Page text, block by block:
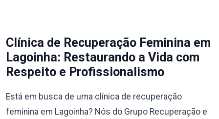
Clínica de Recuperação Feminina em
Lagoinha: Restaurando a Vida com
Respeito e Profissionalismo
Está em busca de uma clínica de recuperação
feminina em Lagoinha? Nós do Grupo Recuperação e